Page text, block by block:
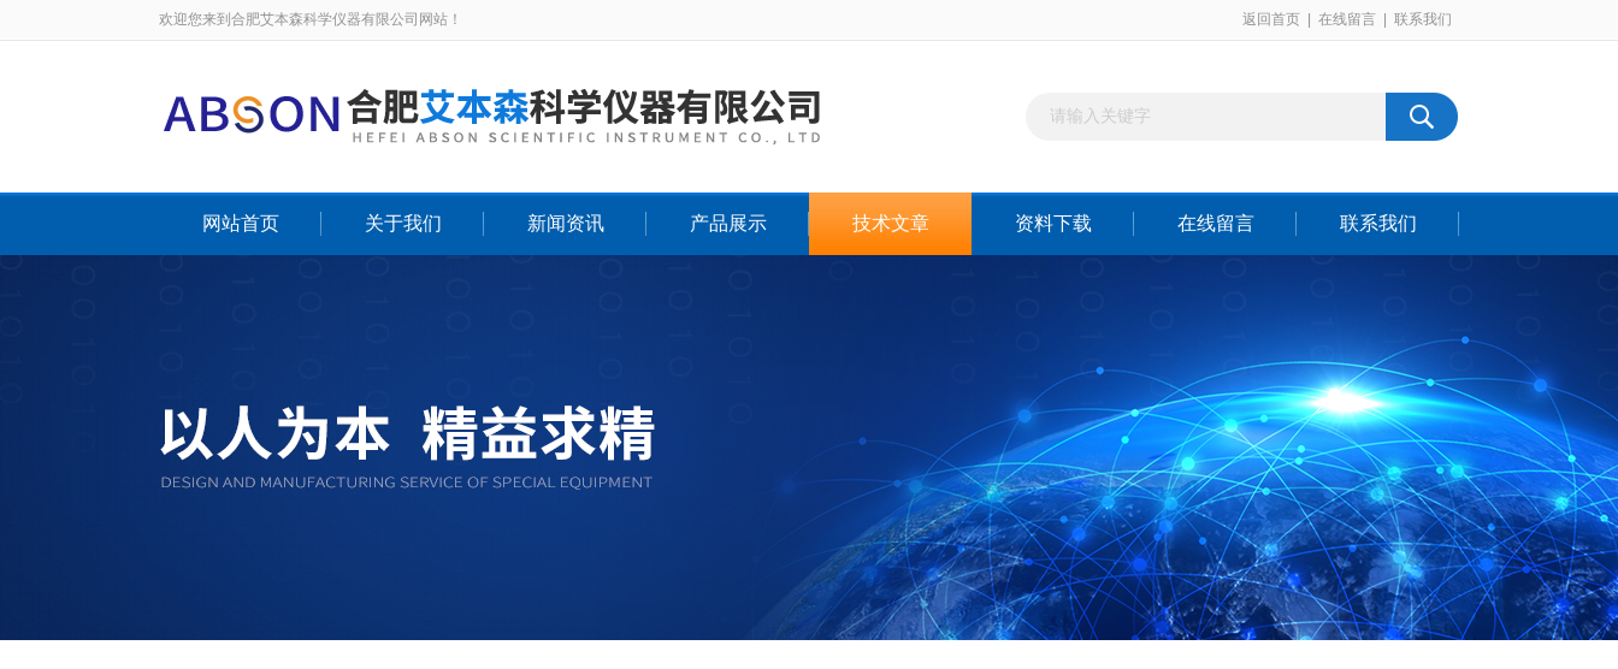
欢迎您来到合肥艾本森科学仪器有限公司网站！ 返回首页 在线留言 联系我们
网站首页 关于我们 新闻资讯 产品展示 技术文章 资料下载 在线留言 联系我们